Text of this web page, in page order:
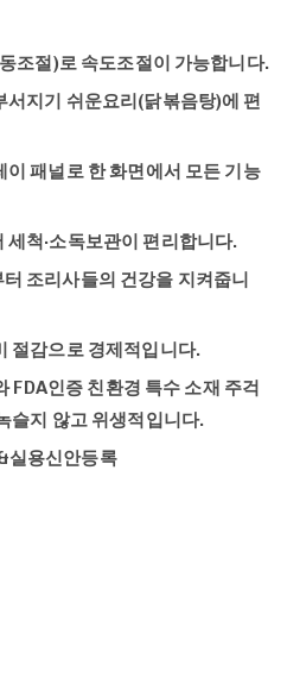
조절)로 속도조절이 가능합니다.
서지기 쉬운요리(닭볶음탕)에 편
패널로 한 화면에서 모든 기능
척·소독보관이 편리합니다.
조리사들의 건강을 지켜줍니
절감으로 경제적입니다.
FDA인증 친환경 특수 소재 주걱
슬지 않고 위생적입니다.
실용신안등록